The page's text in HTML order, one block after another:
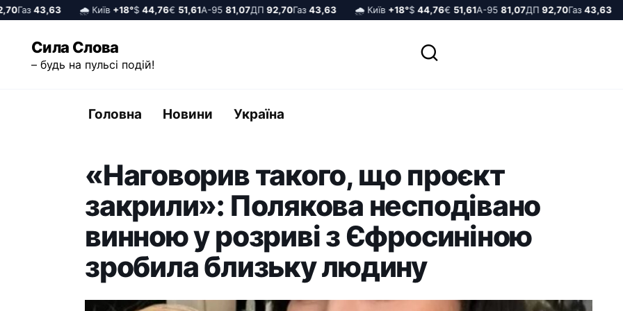
Газ43,63 🌧️ Київ+18°$44,76€51,61А-9581,07ДП92,70Газ43,63 🌧️ Київ+18°$44,76€51,61А-9581,07ДП92,70Газ43,63
вмісту
Сила Слова
– будь на пульсі подій!
Головна Новини Україна
«Наговорив такого, що проєкт
закрили»: Полякова несподівано
винною у розриві з Єфросиніною
зробила близьку людину